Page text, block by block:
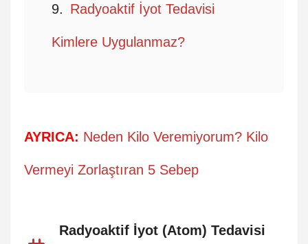
Radyoaktif İyot Tedavisi
Kimlere Uygulanmaz?
AYRICA: Neden Kilo Veremiyorum? Kilo
Vermeyi Zorlaştıran 5 Sebep
Radyoaktif İyot (Atom) Tedavisi